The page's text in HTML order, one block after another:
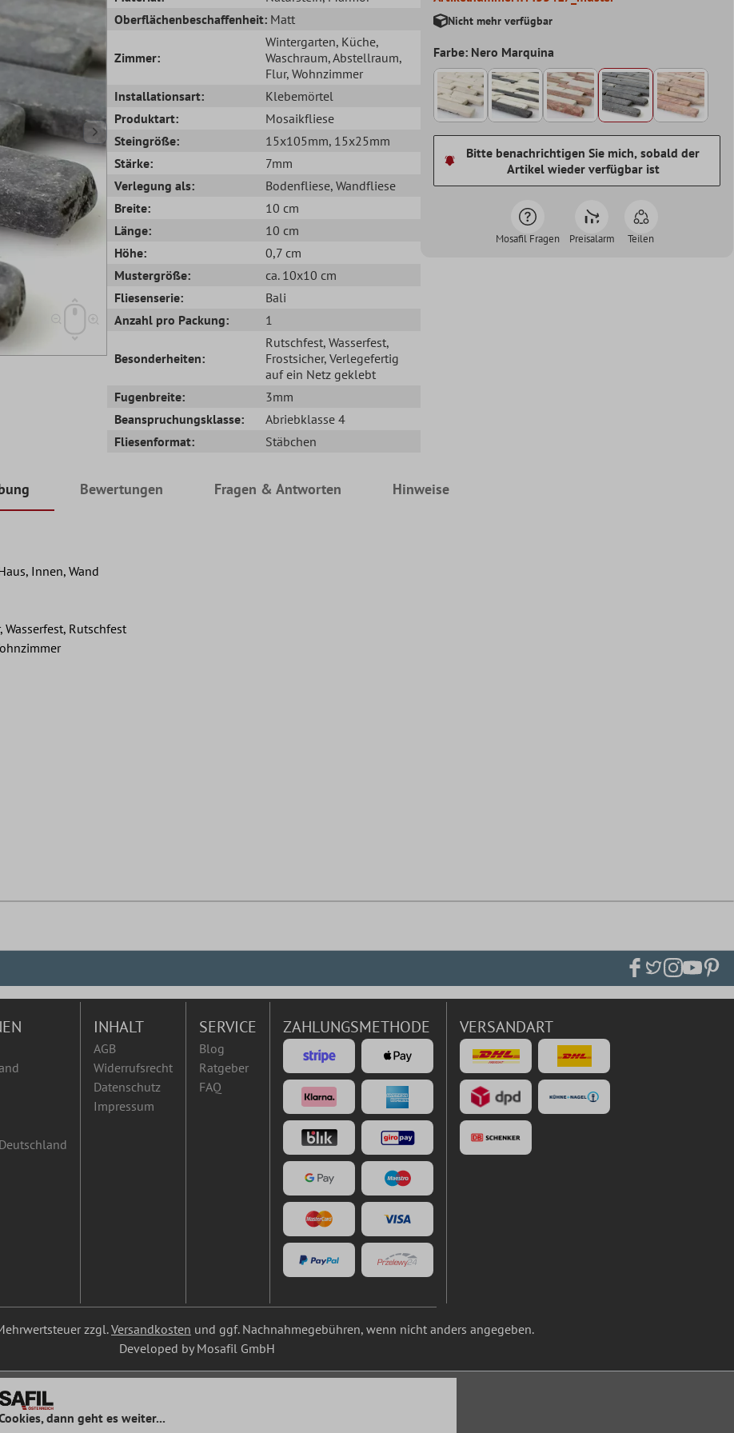
Oberflächenbeschaffenheit: Matt
Zimmer:
Wintergarten, Küche,
Waschraum, Abstellraum,
Flur, Wohnzimmer
Installationsart:
Klebemörtel
Produktart:
Mosaikfliese
Steingröße:
15x105mm, 15x25mm
Stärke:
7mm
Verlegung als:
Bodenfliese, Wandfliese
Breite:
10 cm
Länge:
10 cm
Höhe:
0,7 cm
Mustergröße:
ca. 10x10 cm
Fliesenserie:
Bali
Anzahl pro Packung:
1
Besonderheiten:
Rutschfest, Wasserfest,
Frostsicher, Verlegefertig
auf ein Netz geklebt
Fugenbreite:
3mm
Beanspruchungsklasse:
Abriebklasse 4
Fliesenformat:
Stäbchen
Nicht mehr verfügbar
Farbe: Nero Marquina
Bitte benachrichtigen Sie mich, sobald der
Artikel wieder verfügbar ist
Mosafil Fragen Preisalarm Teilen
Bewertungen Fragen & Antworten Hinweise
Innen, Wand
Rutschfest
INHALT
AGB
Widerrufsrecht
Datenschutz
Impressum
SERVICE
Blog
Ratgeber
FAQ
ZAHLUNGSMETHODE VERSANDART
zzgl.Versandkosten und ggf. Nachnahmegebühren, wenn nicht anders angegeben.
Developed by Mosafil GmbH
dann geht es weiter...